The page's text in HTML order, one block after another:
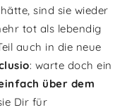
sind sie wieder
tot als lebendig
auch in die neue
: warte doch ein
über dem
Dir für